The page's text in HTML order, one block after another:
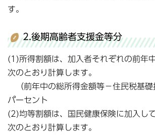
す。
2.後期高齢者支援金等分
(1)所得割額は、加入者それぞれの前年
次のとおり計算します。
（前年中の総所得金額等－住民税基
パーセント
(2)均等割額は、国民健康保険に加入し
次のとおり計算します。